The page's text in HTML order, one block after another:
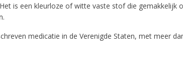
is een kleurloze of witte vaste stof die
medicatie in de Verenigde Staten, met meer